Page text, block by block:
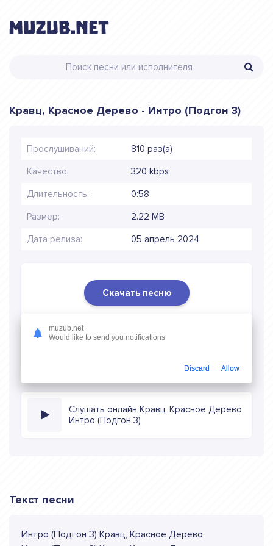
Кравц, Красное Дерево - Интро (Подгон 3)
Прослушиваний: 810 раз(а)
Качество: 320 kbps
Длительность: 0:58
Размер: 2.22 MB
Дата релиза: 05 апрель 2024
Скачать песню
(Подгон 3)в mp3 (длина: 0:58, качество: 320 кбитс)
бесплатно или слушать музыку в режиме онлайн
Слушать онлайн Кравц, Красное Дерево
Интро (Подгон 3)
Текст песни
Интро (Подгон 3) Кравц, Красное Дерево
muzub.net
Would like to send you notifications
Discard Allow